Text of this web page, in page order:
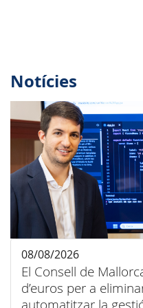
Notícies
El Consell de
d’euros per a
08/08/2026